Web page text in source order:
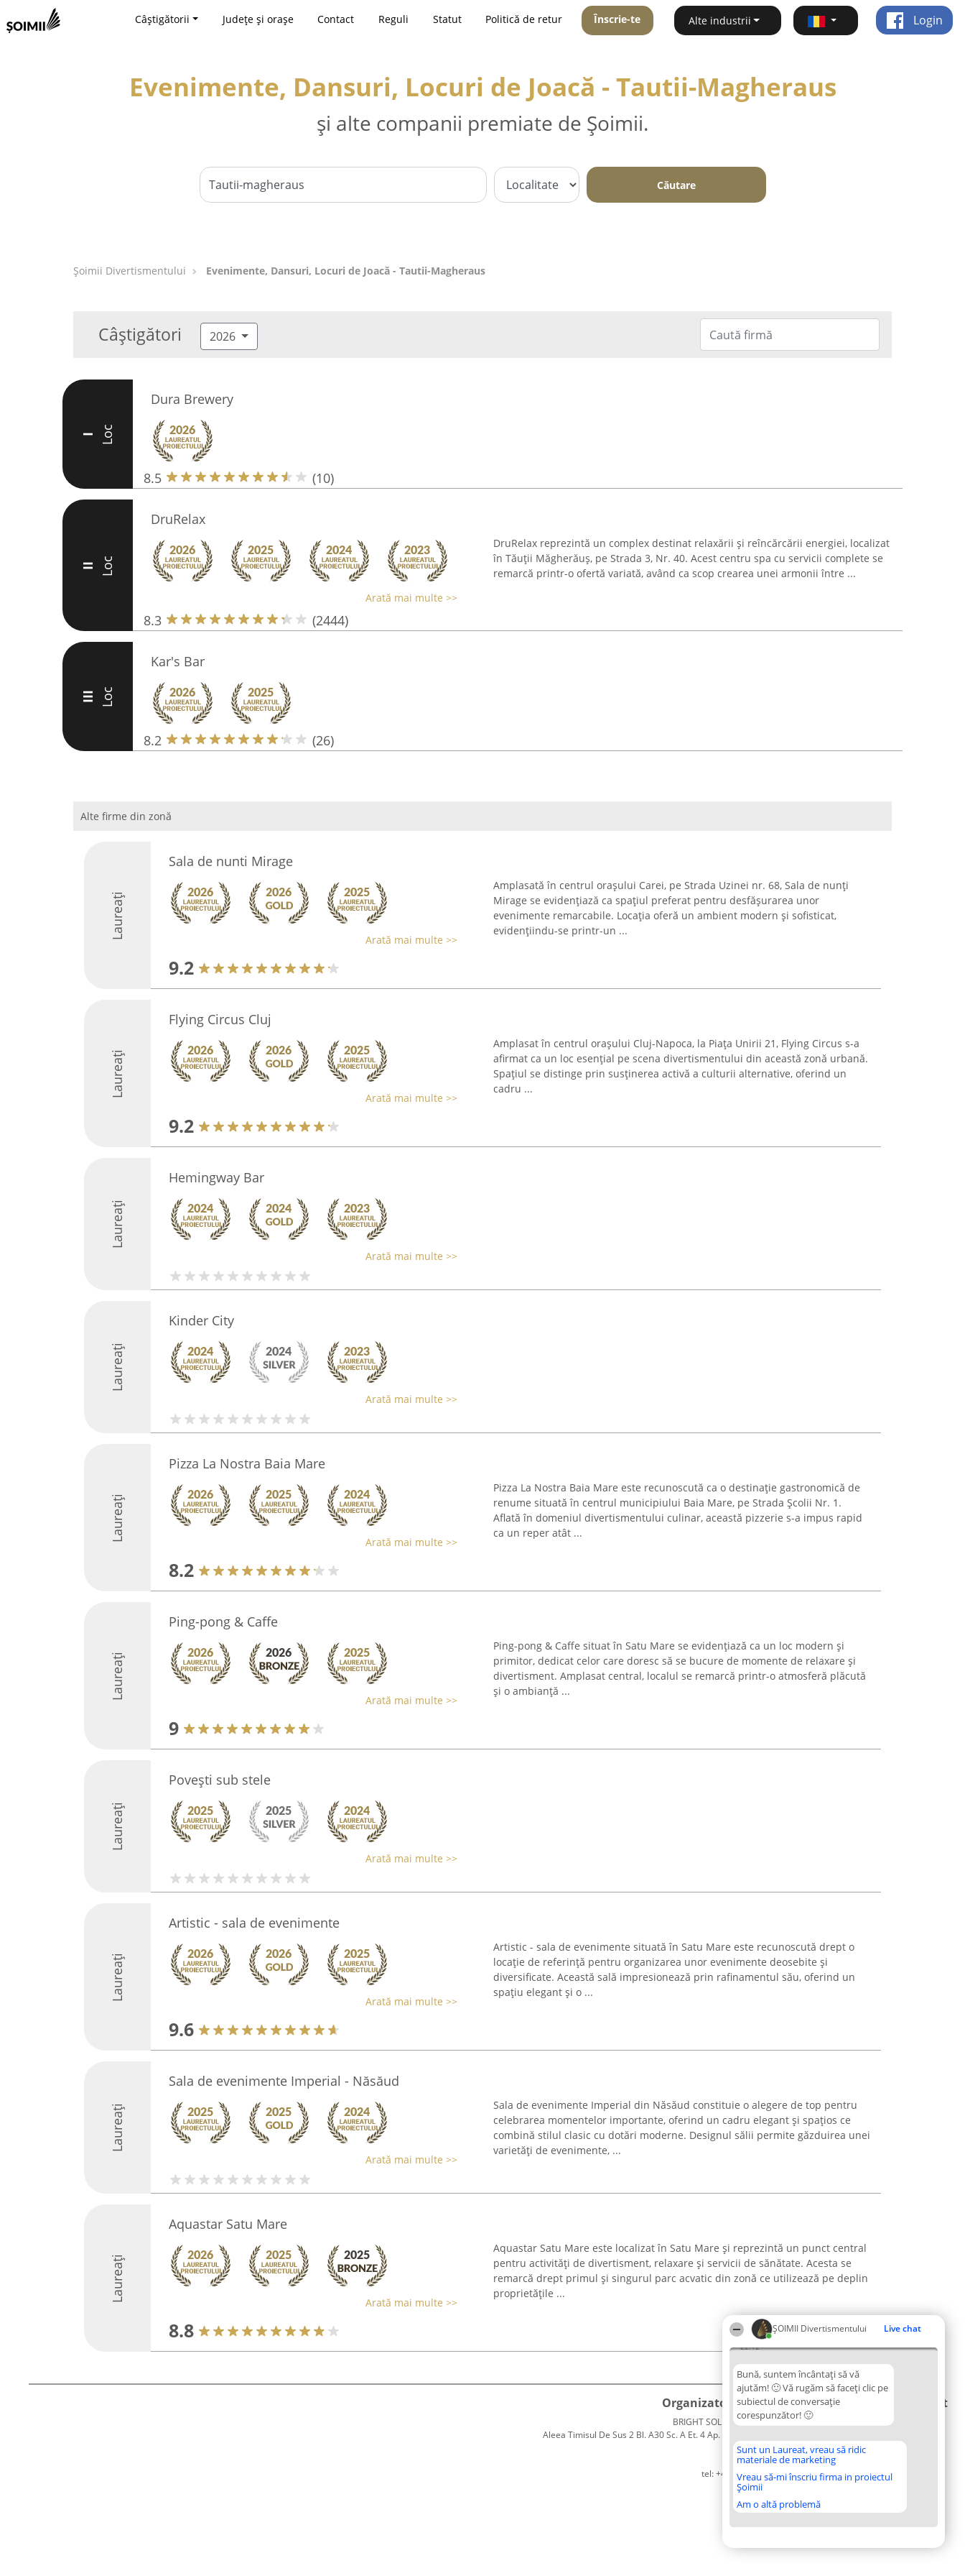
ŞOIMII Divertismentului Live chat
22:12
Bună, suntem încântați să vă
ajutăm! 🙂 Vă rugăm să faceți clic pe
subiectul de conversație
corespunzător! 🙂
Sunt un Laureat, vreau să ridic
materiale de marketing
Vreau să-mi înscriu firma in proiectul
Șoimii
Am o altă problemă
Câștigătorii Județe și orașe Contact Reguli Statut Politică de retur Înscrie-te Alte industrii Login
Evenimente, Dansuri, Locuri de Joacă - Tautii-Magheraus
și alte companii premiate de Șoimii.
Căutare
Şoimii Divertismentului Evenimente, Dansuri, Locuri de Joacă - Tautii-Magheraus
Câștigători 2026
I Loc
Dura Brewery
8.5 (10)
II Loc
DruRelax
Arată mai multe >>
8.3 (2444)
DruRelax reprezintă un complex destinat relaxării și reîncărcării energiei, localizat
în Tăuții Măgherăuș, pe Strada 3, Nr. 40. Acest centru spa cu servicii complete se
remarcă printr-o ofertă variată, având ca scop crearea unei armonii între ...
III Loc
Kar's Bar
8.2 (26)
Alte firme din zonă
Laureați
Sala de nunti Mirage
Arată mai multe >>
9.2
Amplasată în centrul orașului Carei, pe Strada Uzinei nr. 68, Sala de nunți
Mirage se evidențiază ca spațiul preferat pentru desfășurarea unor
evenimente remarcabile. Locația oferă un ambient modern și sofisticat,
evidențiindu-se printr-un ...
Laureați
Flying Circus Cluj
Arată mai multe >>
9.2
Amplasat în centrul orașului Cluj-Napoca, la Piața Unirii 21, Flying Circus s-a
afirmat ca un loc esențial pe scena divertismentului din această zonă urbană.
Spațiul se distinge prin susținerea activă a culturii alternative, oferind un
cadru ...
Laureați
Hemingway Bar
Arată mai multe >>
Laureați
Kinder City
Arată mai multe >>
Laureați
Pizza La Nostra Baia Mare
Arată mai multe >>
8.2
Pizza La Nostra Baia Mare este recunoscută ca o destinație gastronomică de
renume situată în centrul municipiului Baia Mare, pe Strada Școlii Nr. 1.
Aflată în domeniul divertismentului culinar, această pizzerie s-a impus rapid
ca un reper atât ...
Laureați
Ping-pong & Caffe
Arată mai multe >>
9
Ping-pong & Caffe situat în Satu Mare se evidențiază ca un loc modern și
primitor, dedicat celor care doresc să se bucure de momente de relaxare și
divertisment. Amplasat central, localul se remarcă printr-o atmosferă plăcută
și o ambianță ...
Laureați
Povești sub stele
Arată mai multe >>
Laureați
Artistic - sala de evenimente
Arată mai multe >>
9.6
Artistic - sala de evenimente situată în Satu Mare este recunoscută drept o
locație de referință pentru organizarea unor evenimente deosebite și
diversificate. Această sală impresionează prin rafinamentul său, oferind un
spațiu elegant și o ...
Laureați
Sala de evenimente Imperial - Năsăud
Arată mai multe >>
Sala de evenimente Imperial din Năsăud constituie o alegere de top pentru
celebrarea momentelor importante, oferind un cadru elegant și spațios ce
combină stilul clasic cu dotări moderne. Designul sălii permite găzduirea unei
varietăți de evenimente, ...
Laureați
Aquastar Satu Mare
Arată mai multe >>
8.8
Aquastar Satu Mare este localizat în Satu Mare și reprezintă un punct central
pentru activități de divertisment, relaxare și servicii de sănătate. Acesta se
remarcă drept primul și singurul parc acvatic din zonă ce utilizează pe deplin
proprietățile ...
Organizator Ranking
BRIGHT SOLUTIONS BR SRL
Aleea Timisul De Sus 2 Bl. A30 Sc. A Et. 4 Ap. 13 Cod 061952
București
CUI 36737675
tel: +40 770 990 492
Plebiscyt
Tuturor
Laureaților
Reguli
confidențialitate
Contact